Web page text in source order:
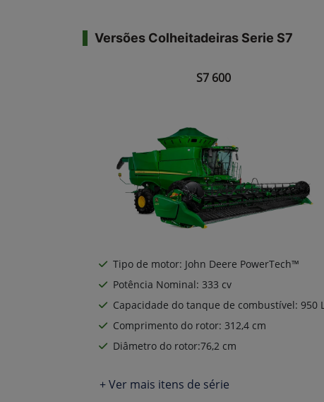
Versões Colheitadeiras Serie S7
S7 600
Tipo de motor: John Deere PowerTech™
Potência Nominal: 333 cv
Capacidade do tanque de combustível: 950
Comprimento do rotor: 312,4 cm
Diâmetro do rotor:76,2 cm
+ Ver mais itens de série